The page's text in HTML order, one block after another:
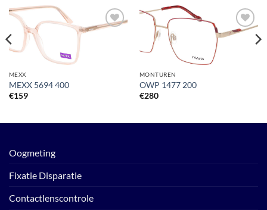
MEXX
MEXX 5694 400
€159
Toevoegen
MONTUREN
OWP 1477 200
€280
Oogmeting
Fixatie Disparatie
Contactlenscontrole